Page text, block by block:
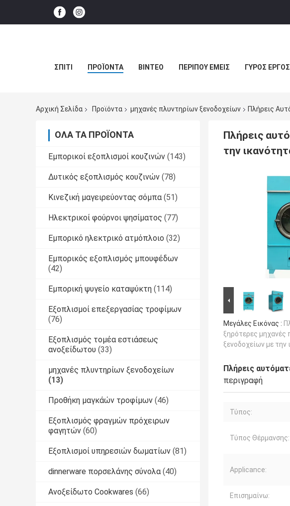
ΣΠΊΤΙ ΠΡΟΪΌΝΤΑ ΒΊΝΤΕΟ ΠΕΡΊΠΟΥ ΕΜΕΊΣ ΓΎΡΟΣ
Αρχική Σελίδα Προϊόντα μηχανές πλυντηρίων ξενοδοχείων Πλήρεις
ΌΛΑ ΤΑ ΠΡΟΪΌΝΤΑ
Εμπορικοί εξοπλισμοί κουζινών (143)
Δυτικός εξοπλισμός κουζινών (78)
Κινεζική μαγειρεύοντας σόμπα (51)
Ηλεκτρικοί φούρνοι ψησίματος (77)
Εμπορικό ηλεκτρικό ατμόπλοιο (32)
Εμπορικός εξοπλισμός μπουφέδων
(42)
Εμπορική ψυγείο καταψύκτη (114)
Εξοπλισμοί επεξεργασίας τροφίμων
(76)
Εξοπλισμός τομέα εστιάσεως
ανοξείδωτου (33)
μηχανές πλυντηρίων ξενοδοχείων
(13)
Προθήκη μαγκάών τροφίμων (46)
Εξοπλισμός φραγμών πρόχειρων
φαγητών (60)
Εξοπλισμοί υπηρεσιών δωματίων (81)
dinnerware πορσελάνης σύνολα (40)
Ανοξείδωτο Cookwares (66)
Πλήρεις
την
Μεγάλες Εικόνας :
ξηρότερες
ξενοδοχείων με την
Πλήρεις
περιγραφή
Τύπος:
Τύπος Θέρμανσης:
Applicance:
Επισημαίνω: